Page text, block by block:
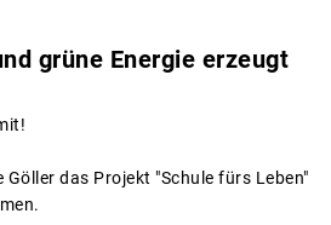
grüne Energie erzeugt
das Projekt "Schule fürs Leben"